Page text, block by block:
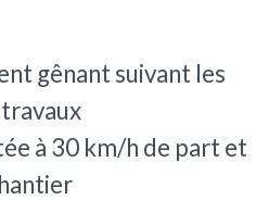
gênant suivant les
à 30 km/h de part et